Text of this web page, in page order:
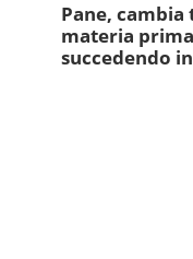
Pane,
materia
succedendo